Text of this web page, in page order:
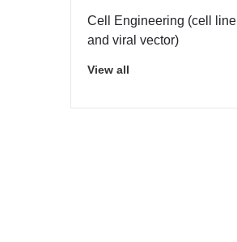
Cell Engineering (cell line
and viral vector)
View all